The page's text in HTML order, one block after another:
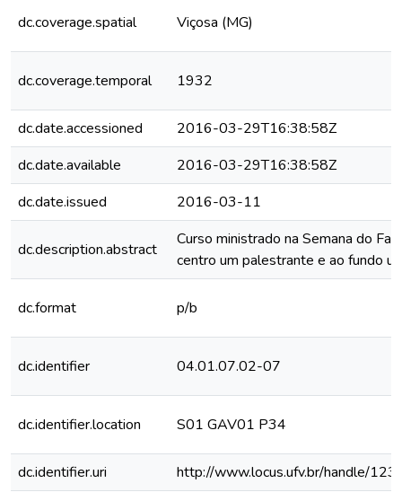
dc.coverage.spatial Viçosa (MG)
dc.coverage.temporal 1932
dc.date.accessioned
2016-03-29T16:38:58Z
dc.date.available
2016-03-29T16:38:58Z
dc.date.issued
2016-03-11
dc.description.abstract
Curso ministrado na Semana do
centro um palestrante e ao fundo
dc.format p/b
dc.identifier 04.01.07.02-07
dc.identifier.location S01 GAV01 P34
dc.identifier.uri http://www.locus.ufv.br/handle/